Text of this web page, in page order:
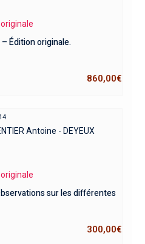
Édition originale.
860,00€
Antoine - DEYEUX
sur les différentes
300,00€